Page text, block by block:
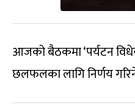
आजको बैठकमा ‘पर्यटन
छलफलका लागि निर्णय